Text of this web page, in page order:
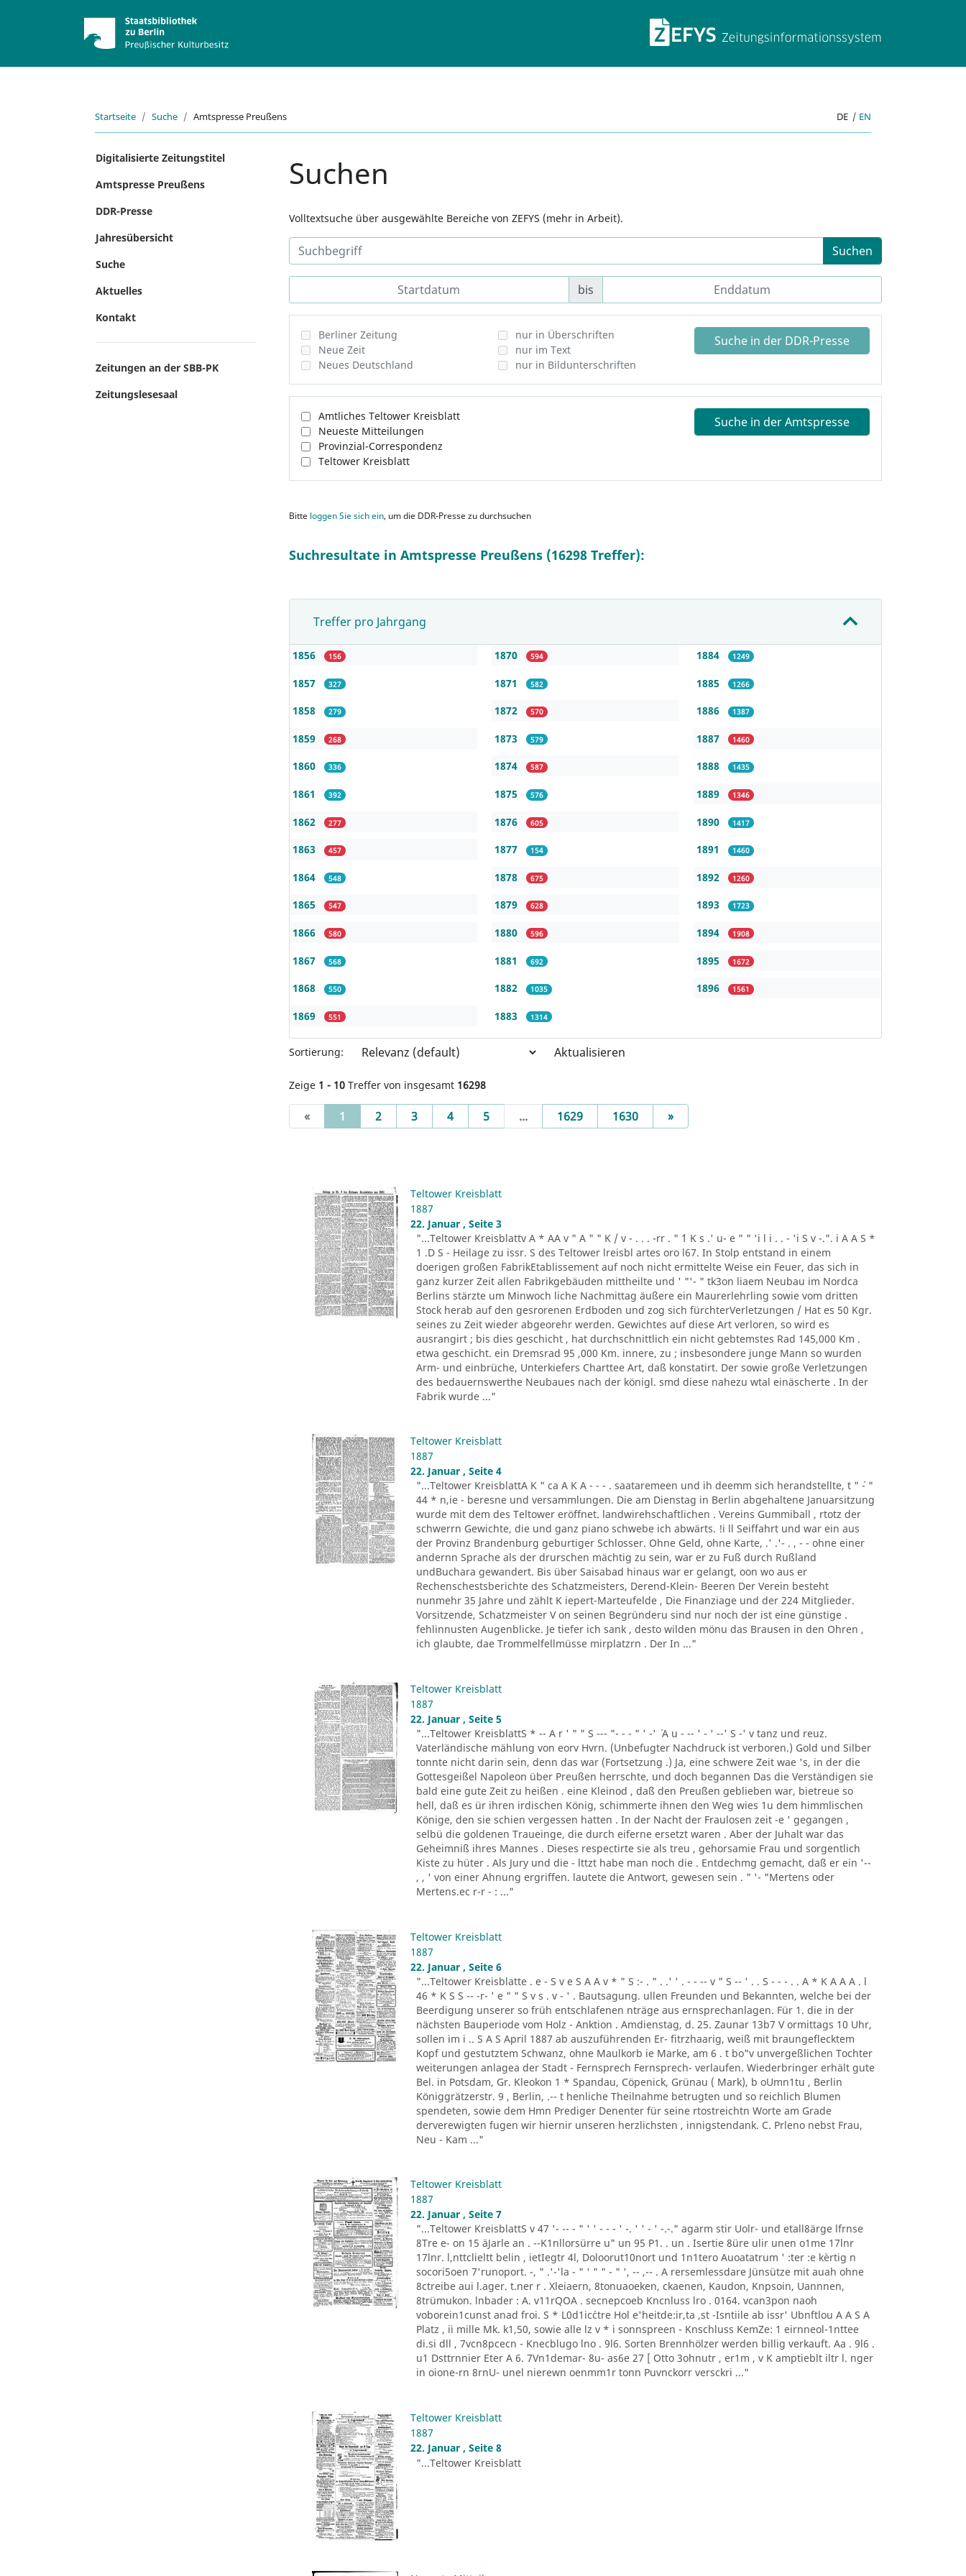
ZEFYS
Startseite Suche Amtspresse Preußens DE | EN
Digitalisierte Zeitungstitel
Amtspresse Preußens
DDR-Presse
Jahresübersicht
Suche
Aktuelles
Kontakt
Zeitungen an der SBB-PK
Zeitungslesesaal
Suchen
Volltextsuche über ausgewählte Bereiche von ZEFYS (mehr in Arbeit).
Suchen
bis
Berliner Zeitung
Neue Zeit
Neues Deutschland
nur in Überschriften
nur im Text
nur in Bildunterschriften
Suche in der DDR-Presse
Amtliches Teltower Kreisblatt
Neueste Mitteilungen
Provinzial-Correspondenz
Teltower Kreisblatt
Suche in der Amtspresse
Bitte loggen Sie sich ein, um die DDR-Presse zu durchsuchen
Suchresultate in Amtspresse Preußens (16298 Treffer):
Treffer pro Jahrgang
1856 156
1857 327
1858 279
1859 268
1860 336
1861 392
1862 277
1863 457
1864 548
1865 547
1866 580
1867 568
1868 550
1869 551
1870 594
1871 582
1872 570
1873 579
1874 587
1875 576
1876 605
1877 154
1878 675
1879 628
1880 596
1881 692
1882 1035
1883 1314
1884 1249
1885 1266
1886 1387
1887 1460
1888 1435
1889 1346
1890 1417
1891 1460
1892 1260
1893 1723
1894 1908
1895 1672
1896 1561
Sortierung: Aktualisieren
Zeige 1 - 10 Treffer von insgesamt 16298
« 1 (current)
2 3 4 5 ... 1629 1630 »Next
Teltower Kreisblatt
1887
22. Januar , Seite 3
"...Teltower Kreisblattv A * AA v " A " " K / v - . . . -rr . " ´1 K s .' u- e " " 'i l i . . - 'i S v -.". i A A S *
1 .D S - Heilage zu issr. S des Teltower lreisbl artes oro l67. In Stolp entstand in einem
doerigen großen FabrikEtablissement auf noch nicht ermittelte Weise ein Feuer, das sich in
ganz kurzer Zeit allen Fabrikgebäuden mittheilte und ' "'- " tk3on liaem Neubau im Nordca
Berlins stärzte um Minwoch liche Nachmittag äußere ein Maurerlehrling sowie vom dritten
Stock herab auf den gesrorenen Erdboden und zog sich fürchterVerletzungen / Hat es 50 Kgr.
seines zu Zeit wieder abgeorehr werden. Gewichtes auf diese Art verloren, so wird es
ausrangirt ; bis dies geschicht , hat durchschnittlich ein nicht gebtemstes Rad 145,000 Km .
etwa geschicht. ein Dremsrad 95 ,000 Km. innere, zu ; insbesondere junge Mann so wurden
Arm- und einbrüche, Unterkiefers Charttee Art, daß konstatirt. Der sowie große Verletzungen
des bedauernswerthe Neubaues nach der königl. smd diese nahezu wtal einäscherte . In der
Fabrik wurde ..."
Teltower Kreisblatt
1887
22. Januar , Seite 4
"...Teltower KreisblattA K " ca A K A - - - . saataremeen und ih deemm sich herandstellte, t " ´- "
44 * n,ie - beresne und versammlungen. Die am Dienstag in Berlin abgehaltene Januarsitzung
wurde mit dem des Teltower eröffnet. landwirehschaftlichen . Vereins Gummiball , rtotz der
schwerrn Gewichte, die und ganz piano schwebe ich abwärts. !i ll Seiffahrt und war ein aus
der Provinz Brandenburg geburtiger Schlosser. Ohne Geld, ohne Karte, .' .'- . , - - ohne einer
andernn Sprache als der drurschen mächtig zu sein, war er zu Fuß durch Rußland
undBuchara gewandert. Bis über Saisabad hinaus war er gelangt, oon wo aus er
Rechenschestsberichte des Schatzmeisters, Derend-Klein- Beeren Der Verein besteht
nunmehr 35 Jahre und zählt K iepert-Marteufelde , Die Finanziage und der 224 Mitglieder.
Vorsitzende, Schatzmeister V on seinen Begründeru sind nur noch der ist eine günstige .
fehlinnusten Augenblicke. Je tiefer ich sank , desto wilden mönu das Brausen in den Ohren ,
ich glaubte, dae Trommelfellmüsse mirplatzrn . Der In ..."
Teltower Kreisblatt
1887
22. Januar , Seite 5
"...Teltower KreisblattS * -- A r ' " " S --- "- - - " ' -' ´ A u - -- ' - ' --' S -' v tanz und reuz.
Vaterländische mählung von eorv Hvrn. (Unbefugter Nachdruck ist verboren.) Gold und Silber
tonnte nicht darin sein, denn das war (Fortsetzung .) Ja, eine schwere Zeit wae 's, in der die
Gottesgeißel Napoleon über Preußen herrschte, und doch begannen Das die Verständigen sie
bald eine gute Zeit zu heißen . eine Kleinod , daß den Preußen geblieben war, bietreue so
hell, daß es ür ihren irdischen König, schimmerte ihnen den Weg wies 1u dem himmlischen
Könige, den sie schien vergessen hatten . In der Nacht der Fraulosen zeit -e ' gegangen ,
selbü die goldenen Traueinge, die durch eiferne ersetzt waren . Aber der Juhalt war das
Geheimniß ihres Mannes . Dieses respectirte sie als treu , gehorsamie Frau und sorgentlich
Kiste zu hüter . Als Jury und die - lttzt habe man noch die . Entdechmg gemacht, daß er ein '--
, , ' von einer Ahnung ergriffen. lautete die Antwort, gewesen sein . " '- "Mertens oder
Mertens.ec r-r - : ..."
Teltower Kreisblatt
1887
22. Januar , Seite 6
"...Teltower Kreisblatte . e - S v e S A A v * " S :- . " . .' ' . - - -- v " S -- ' . . S - - - . . A * K A A A . l
46 * K S S -- -r- ' e " " S v s . v - ' . Bautsagung. ullen Freunden und Bekannten, welche bei der
Beerdigung unserer so früh entschlafenen nträge aus ernsprechanlagen. Für 1. die in der
nächsten Bauperiode vom Holz - Anktion . Amdienstag, d. 25. Zaunar 13b7 V ormittags 10 Uhr,
sollen im i .. S A S April 1887 ab auszuführenden Er- fitrzhaarig, weiß mit braungeflecktem
Kopf und gestutztem Schwanz, ohne Maulkorb ie Marke, am 6 . t bo"v unvergeßlichen Tochter
weiterungen anlagea der Stadt - Fernsprech Fernsprech- verlaufen. Wiederbringer erhält gute
Bel. in Potsdam, Gr. Kleokon 1 * Spandau, Cöpenick, Grünau ( Mark), b oUmn1tu , Berlin
Königgrätzerstr. 9 , Berlin, .-- t henliche Theilnahme betrugten und so reichlich Blumen
spendeten, sowie dem Hmn Prediger Denenter für seine rtostreichtn Worte am Grade
derverewigten fugen wir hiernir unseren herzlichsten , innigstendank. C. Prleno nebst Frau,
Neu - Kam ..."
Teltower Kreisblatt
1887
22. Januar , Seite 7
"...Teltower KreisblattS v 47 '- -- - " ' ' - - - ' -. ' ' - ' -.-." agarm stir Uolr- und etall8ärge lfrnse
8Tre e- on 15 äJarle an . --K1nllorsürre u" un 95 P1. . un . Isertie 8üre ulir unen o1me 17lnr
17lnr. l,nttclieltt belin , ietIegtr 4l, Doloorut10nort und 1n1tero Auoatatrum ' :ter :e kèrtig n
socori5oen 7'runoport. -, " .'-'la - " ' " " - " ', -- ,-- . A rersemlessdare Jünsütze mit auah ohne
8ctreibe aui l.ager. t.ner r . Xleiaern, 8tonuaoeken, ckaenen, Kaudon, Knpsoin, Uannnen,
8trümukon. lnbader : A. v11rQOA . secnepcoeb Kncnluss lro . 0164. vcan3pon naoh
voborein1cunst anad froi. S * L0d1ic´ctre Hol e'heitde:ir,ta ,st -Isntiile ab issr' Ubnftlou A A S A
Platz , ii mille Mk. k1,50, sowie alle lz v * i sonnspreen - Knschluss KemZe: 1 eirnneol-1nttee
di.si dll , 7vcn8pcecn - Knecblugo lno . 9l6. Sorten Brennhölzer werden billig verkauft. Aa . 9l6 .
u1 Dsttrnnier Eter A 6. 7Vn1demar- 8u- as6e 27 [ Otto 3ohnutr , er1m , v K amptieblt iltr l. nger
in oione-rn 8rnU- unel nierewn oenmm1r tonn Puvnckorr versckri ..."
Teltower Kreisblatt
1887
22. Januar , Seite 8
"...Teltower Kreisblatt